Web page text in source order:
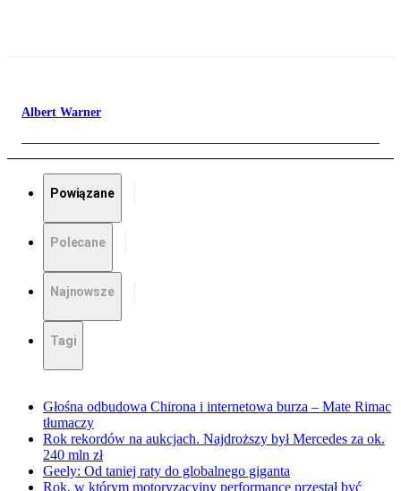
Albert Warner
Powiązane
Polecane
Najnowsze
Tagi
Głośna odbudowa Chirona i internetowa burza – Mate Rimac
tłumaczy
Rok rekordów na aukcjach. Najdroższy był Mercedes za ok.
240 mln zł
Geely: Od taniej raty do globalnego giganta
Rok, w którym motoryzacyjny performance przestał być